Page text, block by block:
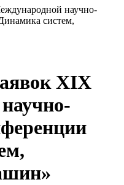
научно-
систем,
XIX